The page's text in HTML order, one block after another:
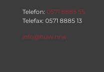
Telefon: 0571 8885 55
Telefax: 0571 8885 13
info@huw.nrw